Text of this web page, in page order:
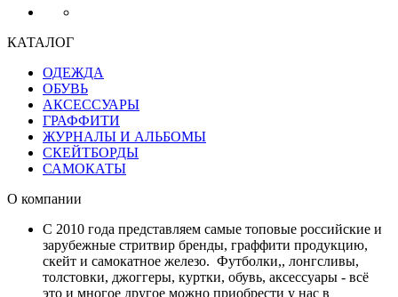
КАТАЛОГ
ОДЕЖДА
ОБУВЬ
АКСЕССУАРЫ
ГРАФФИТИ
ЖУРНАЛЫ И АЛЬБОМЫ
СКЕЙТБОРДЫ
САМОКАТЫ
О компании
С 2010 года представляем самые топовые российские и
зарубежные стритвир бренды, граффити продукцию,
скейт и самокатное железо. Футболки,, лонгсливы,
толстовки, джоггеры, куртки, обувь, аксессуары - всё
это и многое другое можно приобрести у нас в